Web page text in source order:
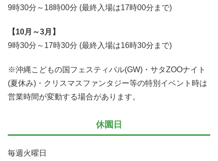
9時30分～18時00分 (最終入場は17時00分まで)
【10月～3月】
9時30分～17時30分 (最終入場は16時30分まで)
※沖縄こどもの国フェスティバル(GW)・サタZOOナイト
(夏休み)・クリスマスファンタジー等の特別イベント時は
営業時間が変動する場合があります。
休園日
毎週火曜日